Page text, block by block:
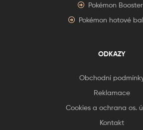
Pokémon
Pokémon hotové
ODKAZY
Obchodní
Reklamace
Cookies a ochrana os.
Kontakt